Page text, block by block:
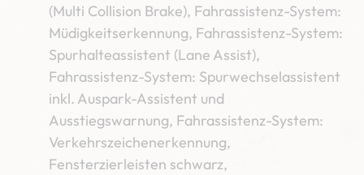
(Multi Collision Brake), Fahrassistenz-System:
Müdigkeitserkennung, Fahrassistenz-System:
Spurhalteassistent (Lane Assist),
Fahrassistenz-System: Spurwechselassistent
inkl. Auspark-Assistent und
Ausstiegswarnung, Fahrassistenz-System:
Verkehrszeichenerkennung,
Fensterzierleisten schwarz,